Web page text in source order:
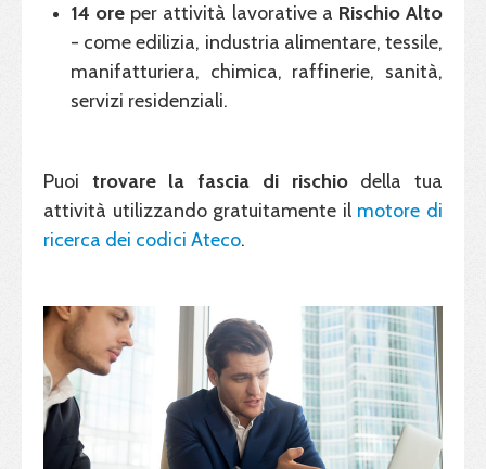
14 ore per attività lavorative a Rischio Alto
- come edilizia, industria alimentare, tessile,
manifatturiera, chimica, raffinerie, sanità,
servizi residenziali.
Puoi trovare la fascia di rischiodella tua
attività utilizzando gratuitamente il motore di
ricerca dei codici Ateco.